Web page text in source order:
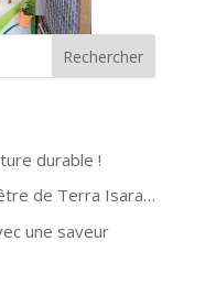
durable !
de Terra Isara…
une saveur